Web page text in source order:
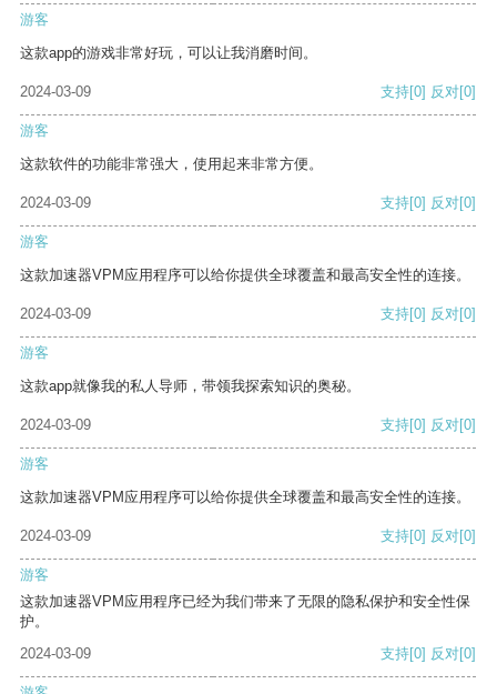
游客
这款app的游戏非常好玩，可以让我消磨时间。
2024-03-09 支持[0] 反对[0]
游客
这款软件的功能非常强大，使用起来非常方便。
2024-03-09 支持[0] 反对[0]
游客
这款加速器VPM应用程序可以给你提供全球覆盖和最高安全性的连接。
2024-03-09 支持[0] 反对[0]
游客
这款app就像我的私人导师，带领我探索知识的奥秘。
2024-03-09 支持[0] 反对[0]
游客
这款加速器VPM应用程序可以给你提供全球覆盖和最高安全性的连接。
2024-03-09 支持[0] 反对[0]
游客
这款加速器VPM应用程序已经为我们带来了无限的隐私保护和安全性保
护。
2024-03-09
支持[0] 反对[0]